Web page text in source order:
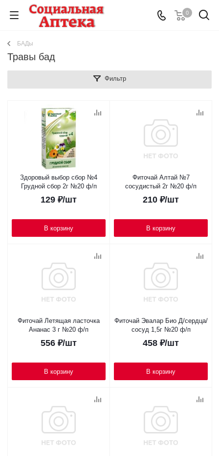
0
БАДы
Травы бад
Фильтр
Здоровый выбор сбор №4
Грудной сбор 2г №20 ф/п
129 ₽/шт
В корзину
Фиточай Алтай №7
сосудистый 2г №20 ф/п
210 ₽/шт
В корзину
Фиточай Летящая ласточка
Ананас 3 г №20 ф/п
556 ₽/шт
В корзину
Фиточай Эвалар Био Д/сердца/
сосуд 1,5г №20 ф/п
458 ₽/шт
В корзину